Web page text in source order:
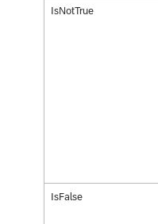
IsNotTrue
IsFalse